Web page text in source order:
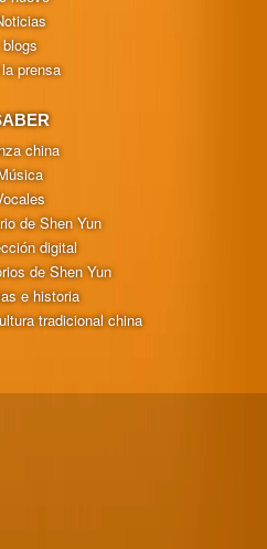
blogs
prensa
china
de Shen Yun
digital
de Shen Yun
e historia
tradicional china